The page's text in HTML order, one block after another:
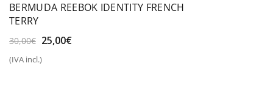
BERMUDA REEBOK IDENTITY FRENCH
TERRY
30,00€ El
original
25,00€El
(IVA incl.)